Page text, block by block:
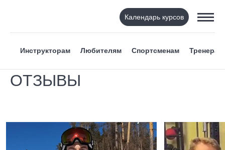
Календарь курсов
Инструкторам Любителям Спортсменам Тренерам
ОТЗЫВЫ